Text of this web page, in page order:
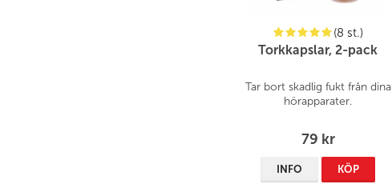
(8 st.)
Torkkapslar, 2-pack
Tar bort skadlig fukt från dina
hörapparater.
79 kr
INFO KÖP